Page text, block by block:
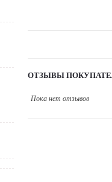
ОТЗЫВЫ
Пока нет отзывов